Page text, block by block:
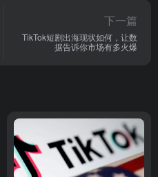
下一篇
TikTok短剧出海现状如何，让数
据告诉你市场有多火爆